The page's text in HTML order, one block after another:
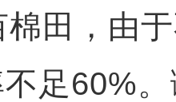
田，由
足60%